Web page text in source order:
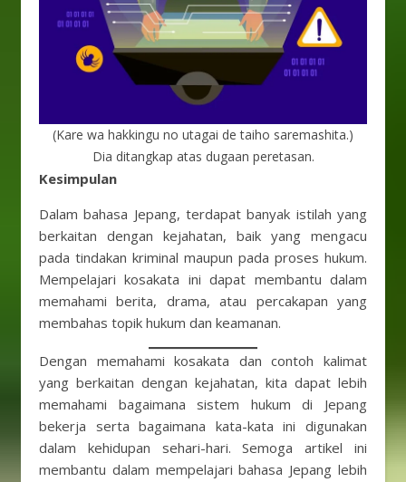
(Kare wa hakkingu no utagai de taiho saremashita.)
Dia ditangkap atas dugaan peretasan.
Kesimpulan
Dalam bahasa Jepang, terdapat banyak istilah yang
berkaitan dengan kejahatan, baik yang mengacu
pada tindakan kriminal maupun pada proses hukum.
Mempelajari kosakata ini dapat membantu dalam
memahami berita, drama, atau percakapan yang
membahas topik hukum dan keamanan.
Dengan memahami kosakata dan contoh kalimat
yang berkaitan dengan kejahatan, kita dapat lebih
memahami bagaimana sistem hukum di Jepang
bekerja serta bagaimana kata-kata ini digunakan
dalam kehidupan sehari-hari. Semoga artikel ini
membantu dalam mempelajari bahasa Jepang lebih